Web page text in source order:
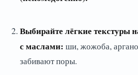
Выбирайте лёгкие текстуры
с маслами: ши, жожоба,
забивают поры.